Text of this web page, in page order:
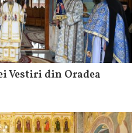
Vestiri din Oradea